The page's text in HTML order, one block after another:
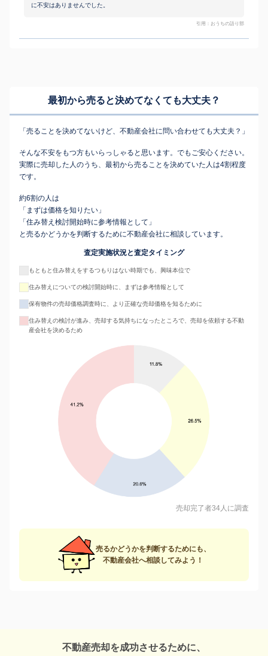
に不安はありませんでした。
引用：おうちの語り部
最初から売ると決めてなくても大丈夫？
「売ることを決めてないけど、不動産会社に問い合わせても大丈夫？」
そんな不安をもつ方もいらっしゃると思います。でもご安心ください。
実際に売却した人のうち、最初から売ることを決めていた人は4割程度
です。
約6割の人は
「まずは価格を知りたい」
「住み替え検討開始時に参考情報として」
と売るかどうかを判断するために不動産会社に相談しています。
査定実施状況と査定タイミング
もともと住み替えをするつもりはない時期でも、興味本位で
住み替えについての検討開始時に、まずは参考情報として
保有物件の売却価格調査時に、より正確な売却価格を知るために
住み替えの検討が進み、売却する気持ちになったところで、売却を依頼する不動
産会社を決めるため
売却完了者34人に調査
売るかどうかを判断するためにも、
不動産会社へ相談してみよう！
不動産売却を成功させるために、